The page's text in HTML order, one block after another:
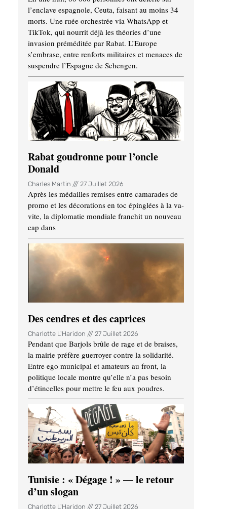
l’enclave espagnole, Ceuta, faisant au moins 34
morts. Une ruée orchestrée via WhatsApp et
TikTok, qui nourrit déjà les théories d’une
invasion préméditée par Rabat. L’Europe
s’embrase, entre renforts militaires et menaces de
suspendre l’Espagne de Schengen.
Rabat goudronne pour l’oncle
Donald
Charles Martin 27 Juillet 2026
Après les médailles remises entre camarades de
promo et les décorations en toc épinglées à la va-
vite, la diplomatie mondiale franchit un nouveau
cap dans
Des cendres et des caprices
Charlotte L'Haridon 27 Juillet 2026
Pendant que Barjols brûle de rage et de braises,
la mairie préfère guerroyer contre la solidarité.
Entre ego municipal et amateurs au front, la
politique locale montre qu’elle n’a pas besoin
d’étincelles pour mettre le feu aux poudres.
Tunisie : « Dégage ! » — le retour
d’un slogan
Charlotte L'Haridon 27 Juillet 2026